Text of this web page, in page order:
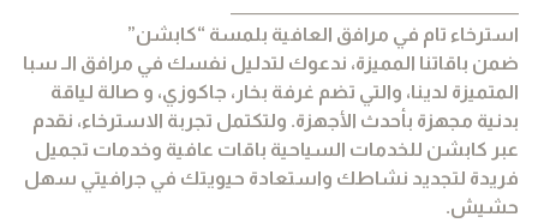
استرخاء تام في مرافق العافية بلمسة “كابشن”
ضمن باقاتنا المميزة، ندعوك لتدليل نفسك في مرافق الـ سبا
المتميزة لدينا، والتي تضم غرفة بخار، جاكوزي، و صالة لياقة
بدنية مجهزة بأحدث الأجهزة. ولتكتمل تجربة الاسترخاء، نقدم
عبر كابشن للخدمات السياحية باقات عافية وخدمات تجميل
فريدة لتجديد نشاطك واستعادة حيويتك في جرافيتي سهل
حشيش.